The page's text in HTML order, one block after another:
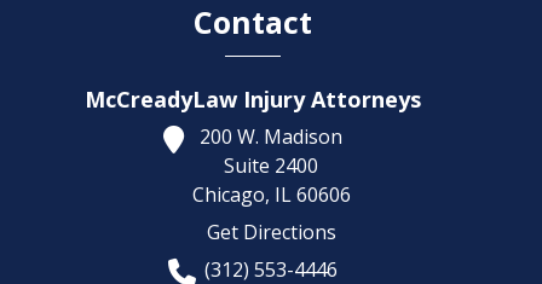
Contact
McCreadyLaw Injury Attorneys
200 W. Madison
Suite 2400
Chicago, IL 60606
Get Directions
(312) 553-4446